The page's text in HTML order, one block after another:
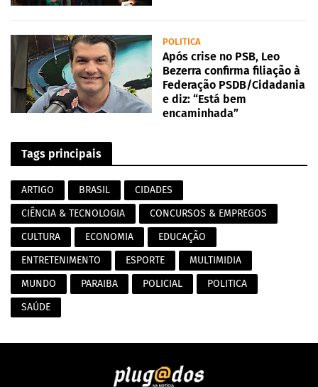
POLITICA
Após crise no PSB, Leo
Bezerra confirma filiação à
Federação PSDB/Cidadania
e diz: “Está bem
encaminhada”
Tags principais
ARTIGO BRASIL
CIDADES
CIÊNCIA & TECNOLOGIA
CONCURSOS & EMPREGOS
CULTURA
ECONOMIA
EDUCAÇÃO
ENTRETENIMENTO
ESPORTE
MULTIMIDIA
MUNDO
PARAIBA POLICIAL
POLITICA
SAÚDE